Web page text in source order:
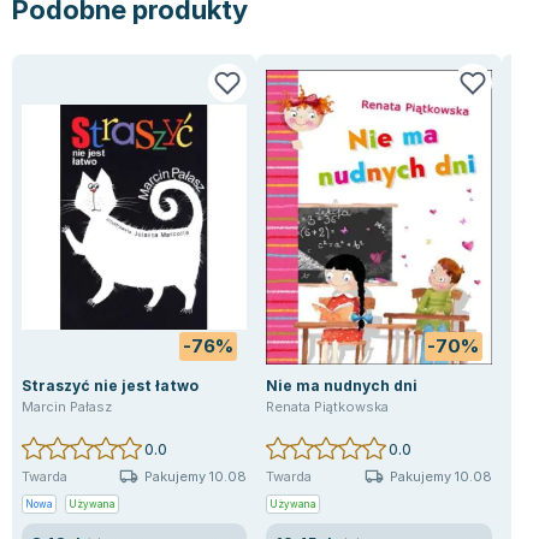
Lorraine Warren
Jacek Walkiewicz
Podobne produkty
-76%
Straszyć nie jest łatwo
Marcin Pałasz
0.0
Twarda Pakujemy 10.08
Nowa Używana
-70%
Nie ma nudnych dni
Renata Piątkowska
0.0
Twarda Pakujemy 10.08
Używana